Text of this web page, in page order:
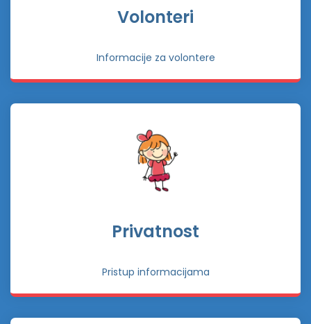
Volonteri
Informacije za volontere
Privatnost
Pristup informacijama